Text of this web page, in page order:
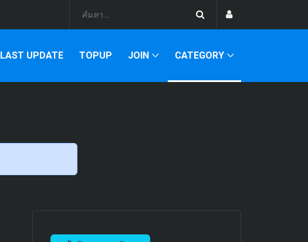
LAST UPDATE TOPUP JOIN CATEGORY